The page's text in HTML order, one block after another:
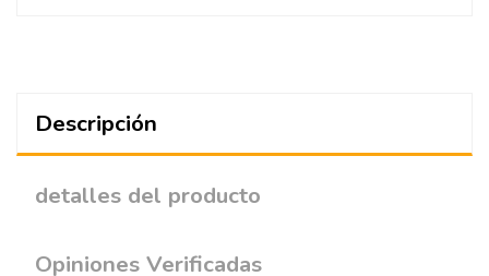
Descripción
detalles del producto
Opiniones Verificadas